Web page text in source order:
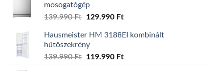
mosogatógép
139.990Ft
Original
was:
139.990 Ft.
129.990 FtCurrent
is:
Hausmeister HM 3188EI kombinált
hűtőszekrény
139.990Ft
Original
119.990 FtCurrent